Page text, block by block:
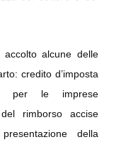
accolto alcune delle
credito d’imposta
per le imprese
rimborso accise
della